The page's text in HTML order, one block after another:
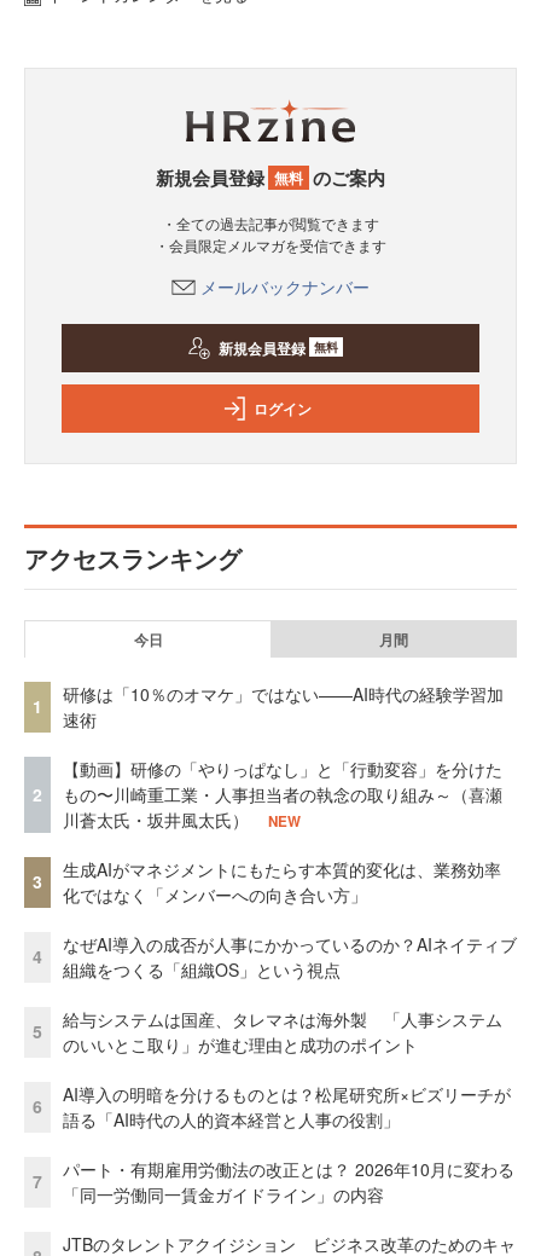
新規会員登録 無料 のご案内
・全ての過去記事が閲覧できます
・会員限定メルマガを受信できます
メールバックナンバー
新規会員登録 無料
ログイン
アクセスランキング
今日 月間
1
研修は「10％のオマケ」ではない——AI時代の経験学習加
速術
2
【動画】研修の「やりっぱなし」と「行動変容」を分けた
もの〜川崎重工業・人事担当者の執念の取り組み～（喜瀬
川蒼太氏・坂井風太氏）
NEW
3
生成AIがマネジメントにもたらす本質的変化は、業務効率
化ではなく「メンバーへの向き合い方」
4
なぜAI導入の成否が人事にかかっているのか？AIネイティブ
組織をつくる「組織OS」という視点
5
給与システムは国産、タレマネは海外製 「人事システム
のいいとこ取り」が進む理由と成功のポイント
6
AI導入の明暗を分けるものとは？松尾研究所×ビズリーチが
語る「AI時代の人的資本経営と人事の役割」
7
パート・有期雇用労働法の改正とは？ 2026年10月に変わる
「同一労働同一賃金ガイドライン」の内容
JTBのタレントアクイジション ビジネス改革のためのキャ